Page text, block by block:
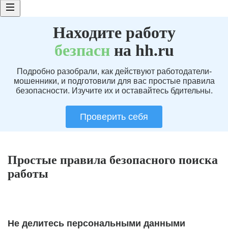
Находите работу
безпаснна hh.ru
Подробно разобрали, как действуют работодатели-
мошенники, и подготовили для вас простые правила
безопасности. Изучите их и оставайтесь бдительны.
Проверить себя
Простые правила безопасного поиска
работы
Не делитесь персональными данными